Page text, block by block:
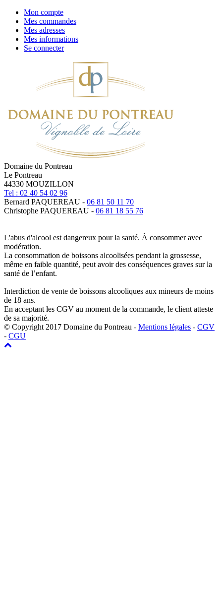
Mon compte
Mes commandes
Mes adresses
Mes informations
Se connecter
Domaine du Pontreau
Le Pontreau
44330 MOUZILLON
Tel : 02 40 54 02 96
Bernard PAQUEREAU - 06 81 50 11 70
Christophe PAQUEREAU - 06 81 18 55 76
L'abus d'alcool est dangereux pour la santé. À consommer avec
modération.
La consommation de boissons alcoolisées pendant la grossesse,
même en faible quantité, peut avoir des conséquences graves sur la
santé de l’enfant.
Interdiction de vente de boissons alcooliques aux mineurs de moins
de 18 ans.
En acceptant les CGV au moment de la commande, le client atteste
de sa majorité.
© Copyright 2017 Domaine du Pontreau - Mentions légales - CGV
- CGU